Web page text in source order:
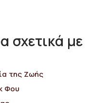
σχετικά με
της Ζωής
Φου